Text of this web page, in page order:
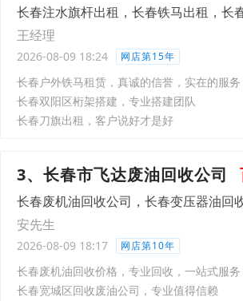
长春注水旗杆出租，长春铁马出租，长
王经理
2026-08-09 18:24 网店第15年
长春户外铁马租赁，真诚的信誉，实在的服务
长春双阳区桁架搭建，专业搭建团队
长春刀旗出租，客户说好才是好
3、长春市飞达废油回收公司
长春废机油回收公司，长春变压器油回
安先生
2026-08-09 18:17 网店第10年
长春废机油回收价格，专业回收，一站式服务
长春宽城区回收废油公司，专业值得信赖